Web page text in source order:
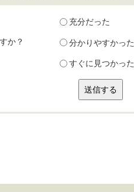
充分だった
か？ 分かりやすかった
すぐに見つかった